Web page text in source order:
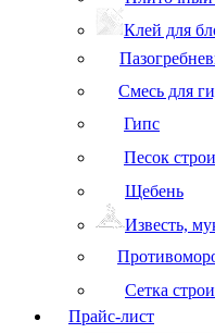
Клей для
Смесь для
Гипс
Песок
Щебень
Известь,
Сетка
Прайс-лист